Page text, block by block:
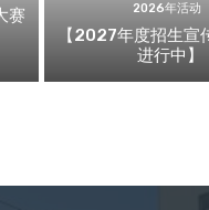
赛
2026年活动
【2027年度招生宣
进行中】